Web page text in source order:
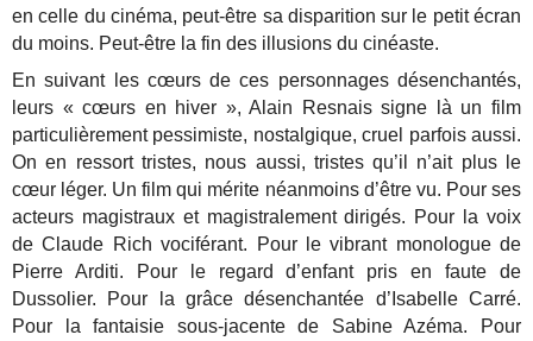
en celle du cinéma, peut-être sa disparition sur le petit écran
du moins. Peut-être la fin des illusions du cinéaste.
En suivant les cœurs de ces personnages désenchantés,
leurs « cœurs en hiver », Alain Resnais signe là un film
particulièrement pessimiste, nostalgique, cruel parfois aussi.
On en ressort tristes, nous aussi, tristes qu’il n’ait plus le
cœur léger. Un film qui mérite néanmoins d’être vu. Pour ses
acteurs magistraux et magistralement dirigés. Pour la voix
de Claude Rich vociférant. Pour le vibrant monologue de
Pierre Arditi. Pour le regard d’enfant pris en faute de
Dussolier. Pour la grâce désenchantée d’Isabelle Carré.
Pour la fantaisie sous-jacente de Sabine Azéma. Pour